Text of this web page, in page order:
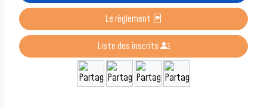
Le règlement
Liste des inscrits